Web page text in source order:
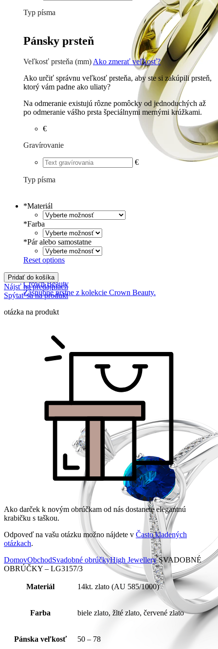
Crown Beauty
Zásnubné prstne z kolekcie Crown Beauty.
Typ písma
Písané €
Pánsky prsteň
Veľkosť prsteňa (mm) Ako zmerať veľkosť?
Ako určiť správnu veľkosť prsteňa, aby ste si zakúpili prsteň,
ktorý vám padne ako uliaty?
Na odmeranie existujú rôzne pomôcky od jednoduchých až
po odmeranie vášho prsta špeciálnymi mernými krúžkami.
€
Gravírovanie
€
Typ písma
*Materiál
*Farba
*Pár alebo samostatne
Reset options
Pridať do košíka
Nájsť na predajniach
Spýtať sa na produkt
otázka na produkt
Ako darček k novým obrúčkam od nás dostanete elegantnú
krabičku s taškou.
Odpoveď na vašu otázku možno nájdete v Často kladených
otázkach.
DomovObchodSvadobné obrúčkyHigh JewellerySVADOBNÉ
OBRÚČKY – LG3157/3
Materiál 14kt. zlato (AU 585/1000)
Farba biele zlato, žlté zlato, červené zlato
Pánska veľkosť 50 – 78